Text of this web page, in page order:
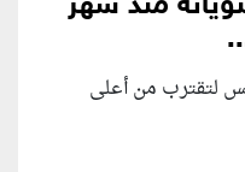
لتقترب من أعلى